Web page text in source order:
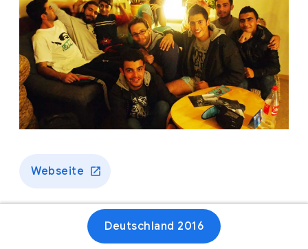
Webseite
Deutschland 2016